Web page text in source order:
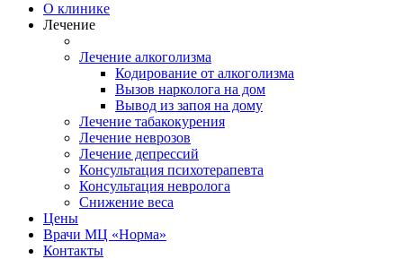
О клинике
Лечение
Лечение алкоголизма
Кодирование от алкоголизма
Вызов нарколога на дом
Вывод из запоя на дому
Лечение табакокурения
Лечение неврозов
Лечение депрессий
Консультация психотерапевта
Консультация невролога
Снижение веса
Цены
Врачи МЦ «Норма»
Контакты